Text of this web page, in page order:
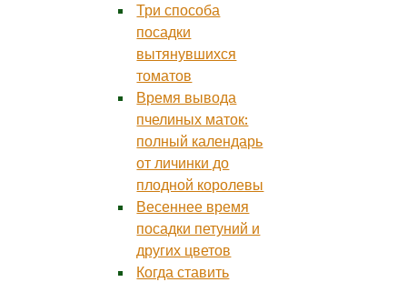
Три способа
посадки
вытянувшихся
томатов
Время вывода
пчелиных маток:
полный календарь
от личинки до
плодной королевы
Весеннее время
посадки петуний и
других цветов
Когда ставить